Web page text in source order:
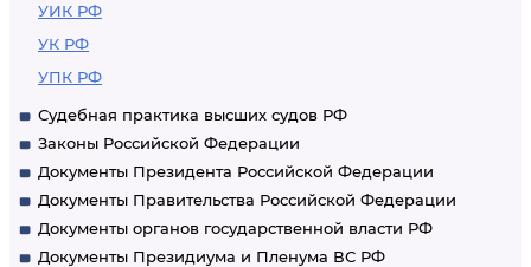
УИК РФ
УК РФ
УПК РФ
Судебная практика высших судов РФ
Законы Российской Федерации
Документы Президента Российской Федерации
Документы Правительства Российской Федерации
Документы органов государственной власти РФ
Документы Президиума и Пленума ВС РФ